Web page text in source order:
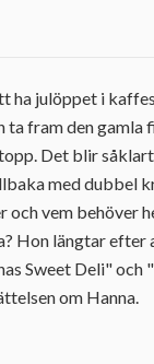
ha julöppet i
fram den gamla
Det blir såklart
med dubbel
vem behöver
Hon längtar efter
Sweet Deli" och
om Hanna.